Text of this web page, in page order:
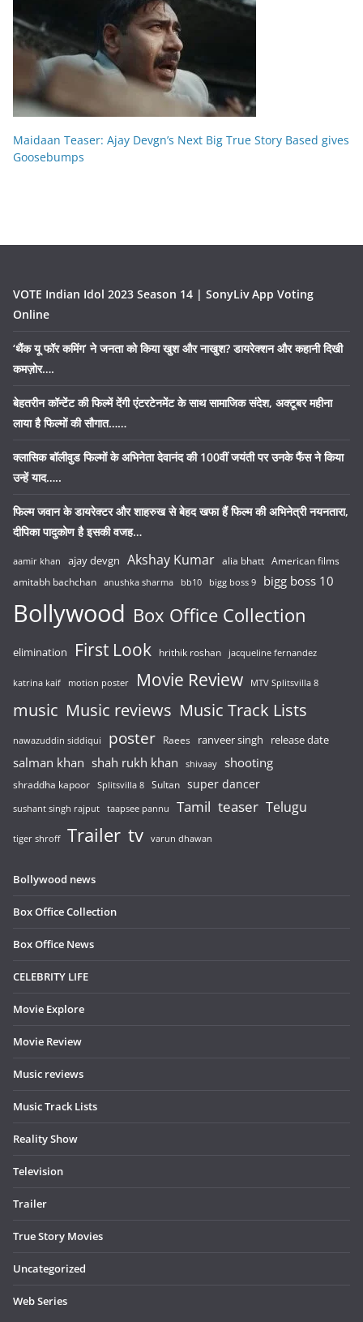
Maidaan Teaser: Ajay Devgn’s Next Big True Story Based gives
Goosebumps
VOTE Indian Idol 2023 Season 14 | SonyLiv App Voting
Online
‘थैंक यू फॉर कमिंग’ ने जनता को किया खुश और नाखुश? डायरेक्शन और कहानी दिखी
कमज़ोर….
बेहतरीन कॉन्टेंट की फिल्में देंगी एंटरटेनमेंट के साथ सामाजिक संदेश, अक्टूबर महीना
लाया है फिल्मों की सौगात……
क्लासिक बॉलीवुड फिल्मों के अभिनेता देवानंद की 100वीं जयंती पर उनके फैंस ने किया
उन्हें याद…..
फिल्म जवान के डायरेक्टर और शाहरुख से बेहद खफा हैं फिल्म की अभिनेत्री नयनतारा,
दीपिका पादुकोण है इसकी वजह…
aamir khan ajay devgn Akshay Kumar alia bhatt American films
amitabh bachchan anushka sharma bb10 bigg boss 9 bigg boss 10
Bollywood Box Office Collection
elimination First Look hrithik roshan jacqueline fernandez
katrina kaif motion poster Movie Review MTV Splitsvilla 8
music Music reviews Music Track Lists
nawazuddin siddiqui poster Raees ranveer singh release date
salman khan shah rukh khan shivaay shooting
shraddha kapoor Splitsvilla 8 Sultan super dancer
sushant singh rajput taapsee pannu Tamil teaser Telugu
tiger shroff Trailer tv varun dhawan
Bollywood news
Box Office Collection
Box Office News
CELEBRITY LIFE
Movie Explore
Movie Review
Music reviews
Music Track Lists
Reality Show
Television
Trailer
True Story Movies
Uncategorized
Web Series